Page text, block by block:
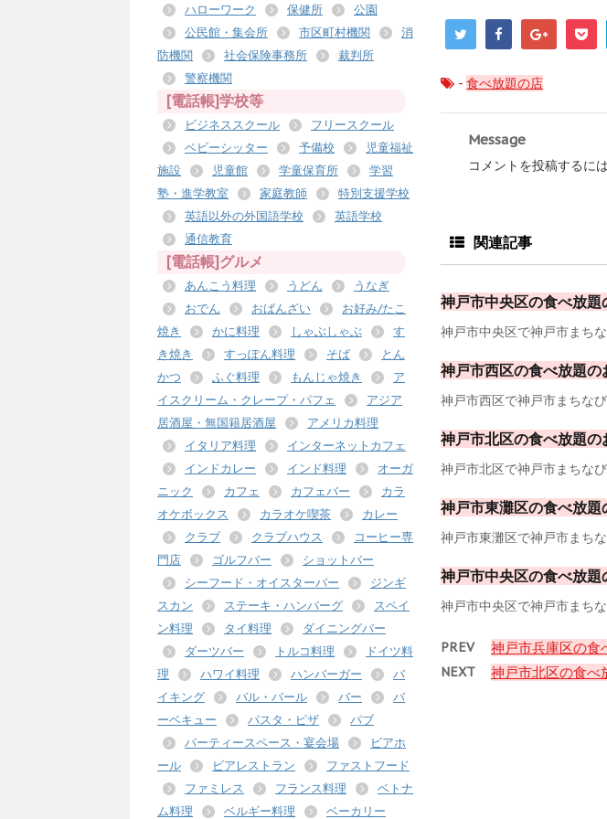
- 食べ放題の店
Message
コメントを投稿するには
関連記事
神戸市中央区の食べ放題
神戸市中央区で神戸市まち
神戸市西区の食べ放題の
神戸市西区で神戸市まちな
神戸市北区の食べ放題の
神戸市北区で神戸市まちな
神戸市東灘区の食べ放題
神戸市東灘区で神戸市まち
神戸市中央区の食べ放題
神戸市中央区で神戸市まち
PREV 神戸市兵庫区の食
NEXT 神戸市北区の食べ
ハローワーク 保健所
公園
公民館・集会所
市区町村機関
消
防機関
社会保険事務所
裁判所
警察機関
[電話帳]学校等
ビジネススクール
フリースクール
ベビーシッター
予備校
児童福祉
施設
児童館 学童保育所
学習
塾・進学教室
家庭教師
特別支援学校
英語以外の外国語学校
英語学校
通信教育
[電話帳]グルメ
あんこう料理 うどん
うなぎ
おでん
おばんざい
お好み/たこ
焼き
かに料理 しゃぶしゃぶ
す
き焼き
すっぽん料理 そば
とん
かつ
ふぐ料理 もんじゃ焼き
ア
イスクリーム・クレープ・パフェ
アジア
居酒屋・無国籍居酒屋
アメリカ料理
イタリア料理
インターネットカフェ
インドカレー
インド料理
オーガ
ニック
カフェ カフェバー
カラ
オケボックス
カラオケ喫茶
カレー
クラブ
クラブハウス
コーヒー専
門店
ゴルフバー
ショットバー
シーフード・オイスターバー
ジンギ
スカン
ステーキ・ハンバーグ
スペイ
ン料理
タイ料理
ダイニングバー
ダーツバー
トルコ料理
ドイツ料
理
ハワイ料理 ハンバーガー
バ
イキング
バル・バール バー
バ
ーベキュー
パスタ・ピザ
パブ
パーティースペース・宴会場
ビアホ
ール
ビアレストラン
ファストフード
ファミレス
フランス料理
ベトナ
ム料理
ベルギー料理
ベーカリー